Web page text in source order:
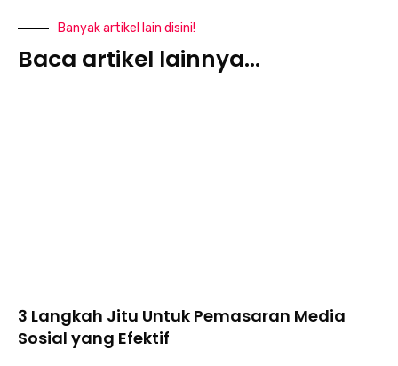
Banyak artikel lain disini!
Baca artikel lainnya...
3 Langkah Jitu Untuk Pemasaran Media
Sosial yang Efektif